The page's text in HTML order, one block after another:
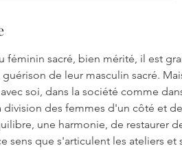
féminin sacré, bien mérité, il est
de leur masculin sacré.
soi, dans la société comme
division des femmes d'un côté et
une harmonie, de restaurer
sens que s'articulent les ateliers